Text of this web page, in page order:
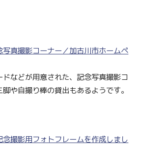
真撮影コーナー／加古川市ホームペ
などが用意された、記念写真撮影コ
や自撮り棒の貸出もあるようです。
撮影用フォトフレームを作成しまし